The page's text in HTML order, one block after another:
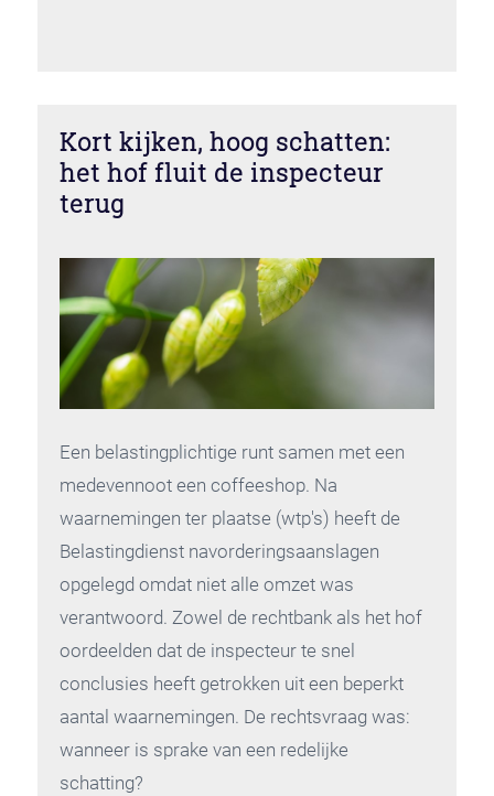
Kort kijken, hoog schatten:
het hof fluit de inspecteur
terug
Een belastingplichtige runt samen met een
medevennoot een coffeeshop. Na
waarnemingen ter plaatse (wtp's) heeft de
Belastingdienst navorderingsaanslagen
opgelegd omdat niet alle omzet was
verantwoord. Zowel de rechtbank als het hof
oordeelden dat de inspecteur te snel
conclusies heeft getrokken uit een beperkt
aantal waarnemingen. De rechtsvraag was:
wanneer is sprake van een redelijke
schatting?